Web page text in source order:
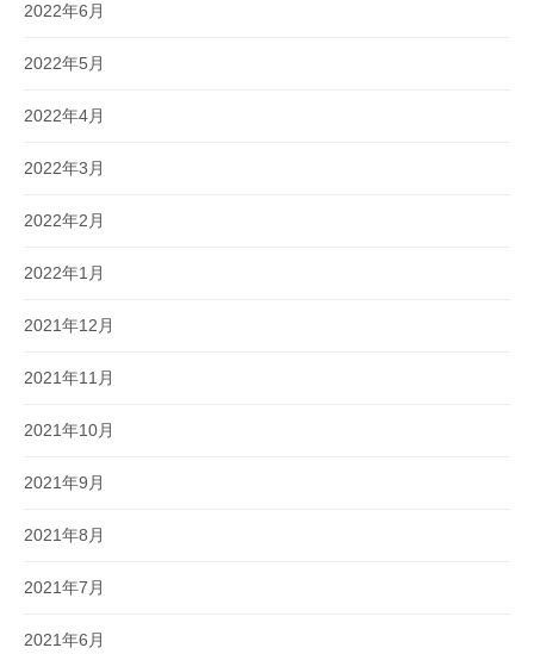
2022年6月
2022年5月
2022年4月
2022年3月
2022年2月
2022年1月
2021年12月
2021年11月
2021年10月
2021年9月
2021年8月
2021年7月
2021年6月